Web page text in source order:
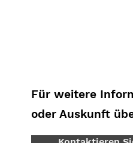
Für weitere
oder Auskunft